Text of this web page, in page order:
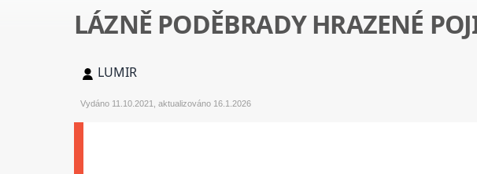
LÁZNĚ PODĚBRADY HRAZENÉ
LUMIR
Vydáno 11.10.2021, aktualizováno 16.1.2026